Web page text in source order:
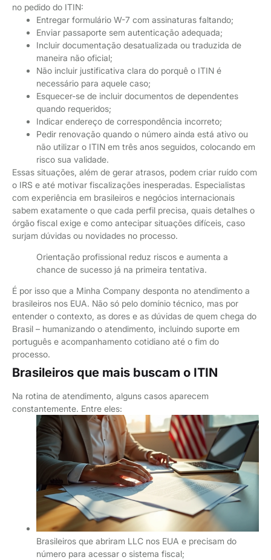
no pedido do ITIN:
Entregar formulário W-7 com assinaturas faltando;
Enviar passaporte sem autenticação adequada;
Incluir documentação desatualizada ou traduzida de
maneira não oficial;
Não incluir justificativa clara do porquê o ITIN é
necessário para aquele caso;
Esquecer-se de incluir documentos de dependentes
quando requeridos;
Indicar endereço de correspondência incorreto;
Pedir renovação quando o número ainda está ativo ou
não utilizar o ITIN em três anos seguidos, colocando em
risco sua validade.
Essas situações, além de gerar atrasos, podem criar ruído com
o IRS e até motivar fiscalizações inesperadas. Especialistas
com experiência em brasileiros e negócios internacionais
sabem exatamente o que cada perfil precisa, quais detalhes o
órgão fiscal exige e como antecipar situações difíceis, caso
surjam dúvidas ou novidades no processo.
Orientação profissional reduz riscos e aumenta a
chance de sucesso já na primeira tentativa.
É por isso que a Minha Company desponta no atendimento a
brasileiros nos EUA. Não só pelo domínio técnico, mas por
entender o contexto, as dores e as dúvidas de quem chega do
Brasil – humanizando o atendimento, incluindo suporte em
português e acompanhamento cotidiano até o fim do
processo.
Brasileiros que mais buscam o ITIN
Na rotina de atendimento, alguns casos aparecem
constantemente. Entre eles:
Brasileiros que abriram LLC nos EUA e precisam do
número para acessar o sistema fiscal;